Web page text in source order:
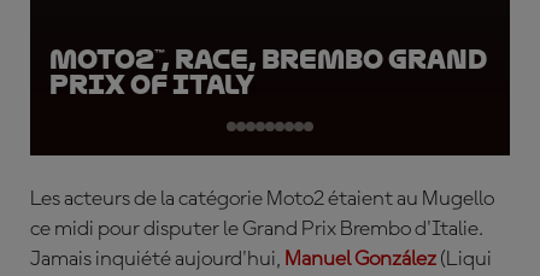
Moto2™, Race, Brembo Grand
Prix of Italy
Les acteurs de la catégorie Moto2 étaient au Mugello
ce midi pour disputer le Grand Prix Brembo d'Italie.
Jamais inquiété aujourd'hui, Manuel González (Liqui